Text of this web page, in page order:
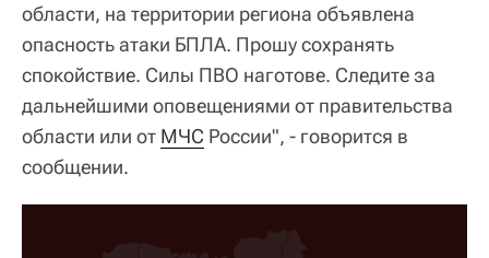
области, на территории региона объявлена
опасность атаки БПЛА. Прошу сохранять
спокойствие. Силы ПВО наготове. Следите за
дальнейшими оповещениями от правительства
области или от МЧС России", - говорится в
сообщении.